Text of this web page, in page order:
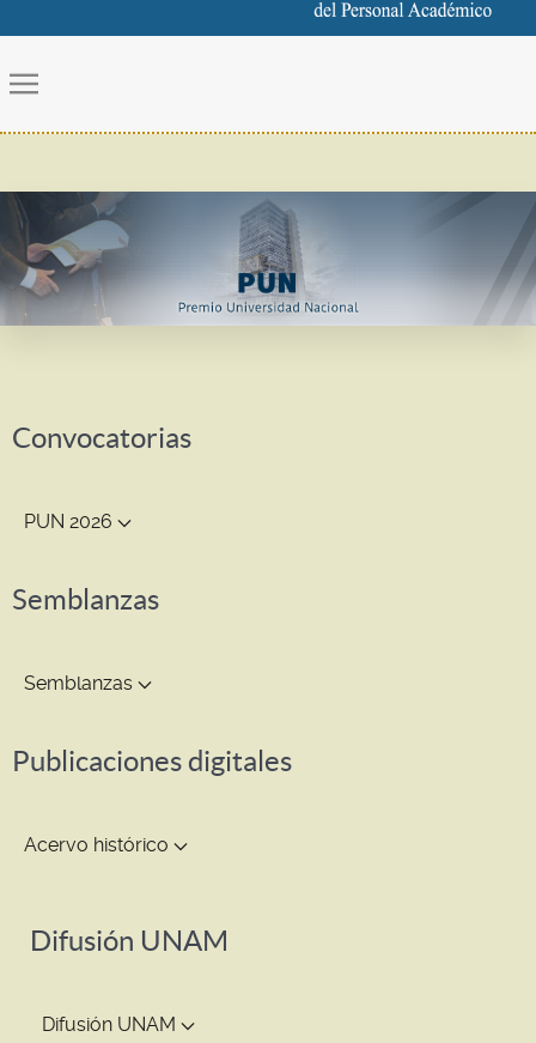
Convocatorias
PUN 2026
Semblanzas
Semblanzas
Publicaciones digitales
Acervo histórico
Difusión UNAM
Difusión UNAM